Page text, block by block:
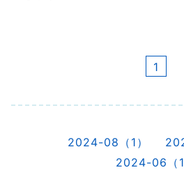
1
2024-08（1）
2024-06（1